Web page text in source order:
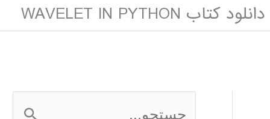
دانلود کتاب WAVELET IN PYTHON